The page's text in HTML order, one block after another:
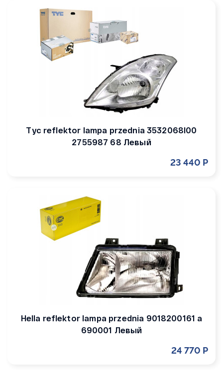
Tyc reflektor lampa przednia 3532068l00
2755987 68 Левый
23 440 Р
Hella reflektor lampa przednia 9018200161 a
690001 Левый
24 770 Р